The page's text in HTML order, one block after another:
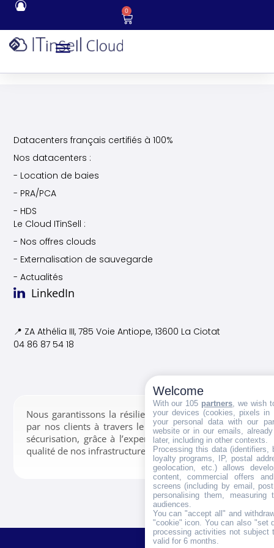
0
Datacenters français certifiés à 100%
Nos datacenters :
- Location de baies
- PRA/PCA
- HDS
Le Cloud ITinSell :
- Nos offres clouds
- Externalisation de sauvegarde
- Actualités
LinkedIn
📍 ZA Athélia III, 785 Voie Antiope, 13600 La Ciotat
04 86 87 54 18
Nous garantissons la résilience des données confiées
par nos clients à travers le stockage, la gestion et la
sécurisation, grâce à l’expertise de nos équipes et la
qualité de nos infrastructures.
Welcome
With our 105 partners , we wish
your devices (cookies, pixels
your personal data with our
website or in our emails,
later, including in other contexts.
Processing this data (identifiers,
loyalty programs, IP, postal
geolocation, etc.) allows
content, commercial offers
screens (including by email,
personalising them, measuring
audiences.
You can "accept all" and
"cookie" icon . You can also "set
processing activities not subject
valid for 6 months.